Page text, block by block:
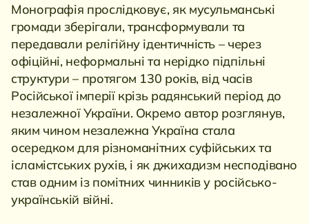
Монографія прослідковує, як мусульманські
громади зберігали, трансформували та
передавали релігійну ідентичність – через
офіційні, неформальні та нерідко підпільні
структури – протягом 130 років, від часів
Російської імперії крізь радянський період до
незалежної України. Окремо автор розглянув,
яким чином незалежна Україна стала
осередком для різноманітних суфійських та
ісламістських рухів, і як джихадизм несподівано
став одним із помітних чинників у російсько-
українській війні.